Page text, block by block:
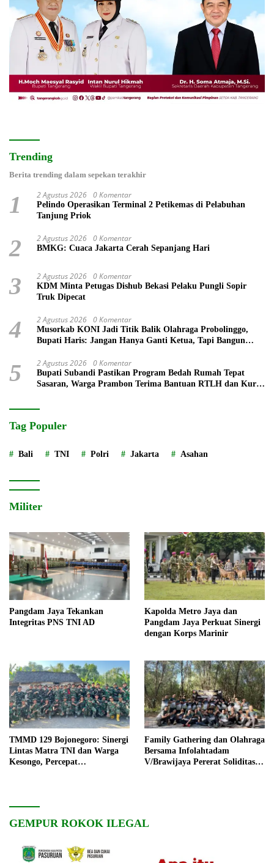
Trending
Berita trending dalam sepekan terakhir
1 2 Agustus 2026 0 Komentar
Pelindo Operasikan Terminal 2 Petikemas di Pelabuhan
Tanjung Priok
2 2 Agustus 2026 0 Komentar
BMKG: Cuaca Jakarta Cerah Sepanjang Hari
3 2 Agustus 2026 0 Komentar
KDM Minta Petugas Dishub Bekasi Pelaku Pungli Sopir
Truk Dipecat
4 2 Agustus 2026 0 Komentar
Musorkab KONI Jadi Titik Balik Olahraga Probolinggo,
Bupati Haris: Jangan Hanya Ganti Ketua, Tapi Bangun
5 2 Agustus 2026 0 Komentar
Bupati Subandi Pastikan Program Bedah Rumah Tepat
Sasaran, Warga Prambon Terima Bantuan RTLH dan Kursi
Tag Populer
Bali TNI Polri Jakarta Asahan
Militer
Pangdam Jaya Tekankan
Integritas PNS TNI AD
Kapolda Metro Jaya dan
Pangdam Jaya Perkuat Sinergi
dengan Korps Marinir
TMMD 129 Bojonegoro: Sinergi
Lintas Matra TNI dan Warga
Kesongo, Percepat
Family Gathering dan Olahraga
Bersama Infolahtadam
V/Brawijaya Pererat Soliditas
GEMPUR ROKOK ILEGAL